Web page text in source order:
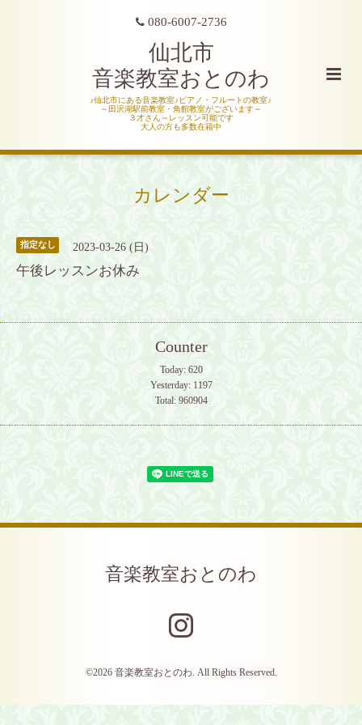
080-6007-2736
仙北市
音楽教室おとのわ
♪仙北市にある音楽教室♪ピアノ・フルートの教室♪
～田沢湖駅前教室・角館教室がございます～
３才さん～レッスン可能です
大人の方も多数在籍中
カレンダー
指定なし 2023-03-26 (日)
午後レッスンお休み
Counter
Today: 620
Yesterday: 1197
Total: 960904
音楽教室おとのわ
©2026 音楽教室おとのわ. All Rights Reserved.